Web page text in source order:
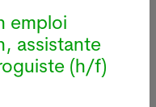
cocaïne.
occasionnelle à
se fait
Souvent, les
emploi
assistante
(h/f)